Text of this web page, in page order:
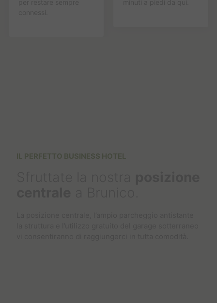
IL PERFETTO BUSINESS HOTEL